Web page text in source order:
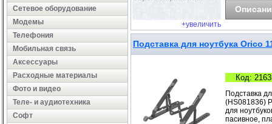
Сетевое оборудование
Модемы
Телефония
Мобильная связь
Аксессуары
Расходные материалы
Фото и видео
Теле- и аудиотехника
Софт
+увеличить
Подставка для ноутбука Orico
Код:
Подставка
(HS081836)
для
пасивное,